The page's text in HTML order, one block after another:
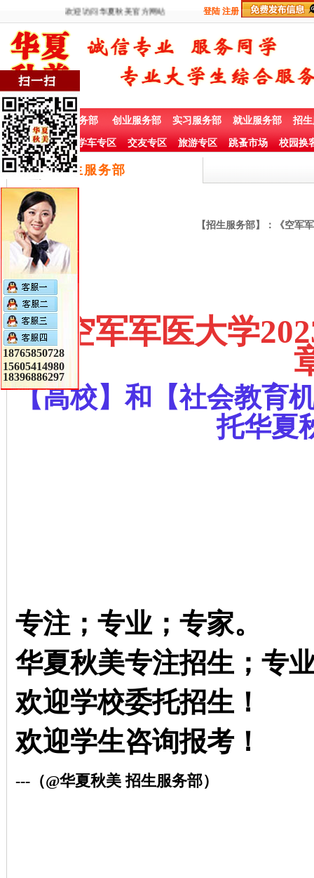
欢迎访问华夏秋美官方网站 登陆 注册
首 页 兼职服务部 创业服务部 实习服务部 就业服务部 招
社团赞助专栏 学车专区 交友专区 旅游专区 跳蚤市场 校园换
招生服务部
【招生服务部】：《空军
《
空军军医大学
【高校】和【社会教育
托华夏
专注；专业；专家。
华夏秋美专注招生；专
欢迎学校委托招生！
欢迎学生咨询报考！
--- （@华夏秋美 招生服务部）
18765850728
15605414980
18396886297